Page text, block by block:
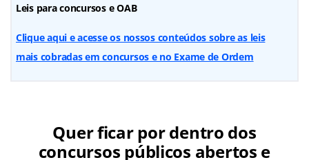
Leis para concursos e OAB
Clique aqui e acesse os nossos conteúdos sobre as leis
mais cobradas em concursos e no Exame de Ordem
Quer ficar por dentro dos
concursos públicos abertos e